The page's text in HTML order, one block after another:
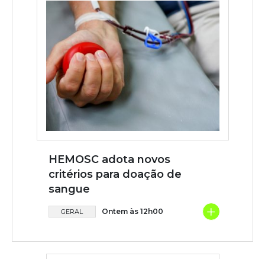
HEMOSC adota novos
critérios para doação de
sangue
GERAL Ontem às 12h00 +